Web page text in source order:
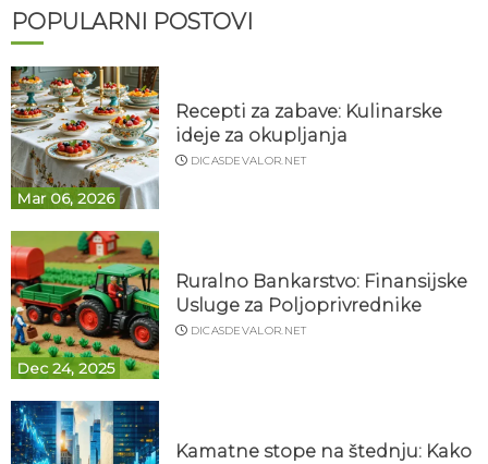
POPULARNI POSTOVI
Mar 06, 2026
Recepti za zabave: Kulinarske
ideje za okupljanja
DICASDEVALOR.NET
Dec 24, 2025
Ruralno Bankarstvo: Finansijske
Usluge za Poljoprivrednike
DICASDEVALOR.NET
Kamatne stope na štednju: Kako